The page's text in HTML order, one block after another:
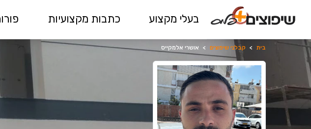
בעלי מקצוע כתבות מקצועיות
בית > קבלני שיפוצים > אושרי אלמקייס